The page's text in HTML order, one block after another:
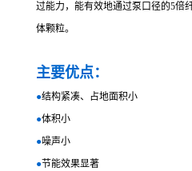
过能力，能有效地通过泵口径的5倍
体颗粒。
主要优点：
●结构紧凑、占地面积小
●体积小
●噪声小
●节能效果显著